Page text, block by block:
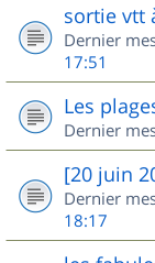
sortie vtt
Dernier
17:51
Les
Dernier
[20 juin
Dernier
18:17